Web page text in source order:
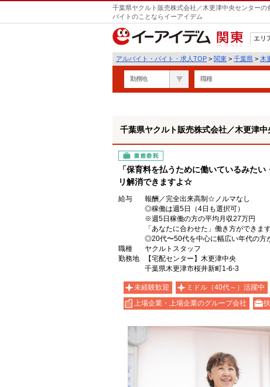
千葉県ヤクルト販売株式会社／木更津中央センター
バイトのことならイーアイデム
関東
エリ
アルバイト・バイト・求人TOP > 関東 > 千葉県 > 木
勤務地 職種
千葉県ヤクルト販売株式会社／木更津中
業務委託
「保育料を払うために働いているみた
リ解消できますよ☆
給与
報酬／完全出来高制☆ノルマなし
◎稼働は週5日（4日も選択可）
※週5日稼働の方の平均月収27万円
「あなたに合わせた」働き方ができま
◎20代〜50代を中心に幅広い年代の方
職種
ヤクルトスタッフ
勤務地
【宅配センター】木更津中央
千葉県木更津市桜井新町1-6-3
未経験歓迎 ミドル（40代～）活躍中
上場企業・上場企業のグループ会社